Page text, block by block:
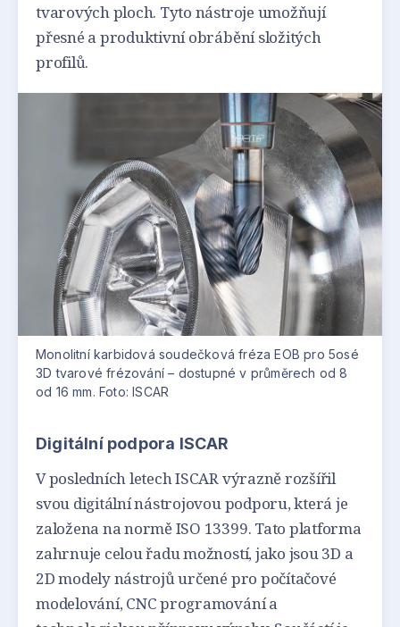
tvarových ploch. Tyto nástroje umožňují
přesné a produktivní obrábění složitých
profilů.
Monolitní karbidová soudečková fréza EOB pro 5osé
3D tvarové frézování – dostupné v průměrech od 8
od 16 mm. Foto: ISCAR
Digitální podpora ISCAR
V posledních letech ISCAR výrazně rozšířil
svou digitální nástrojovou podporu, která je
založena na normě ISO 13399. Tato platforma
zahrnuje celou řadu možností, jako jsou 3D a
2D modely nástrojů určené pro počítačové
modelování, CNC programování a